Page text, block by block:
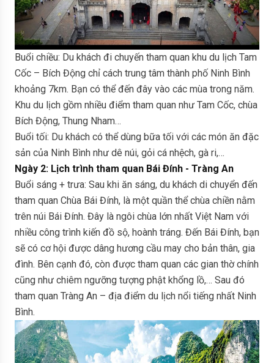
Buổi chiều: Du khách đi chuyến tham quan khu du lịch Tam
Cốc – Bích Động chỉ cách trung tâm thành phố Ninh Bình
khoảng 7km. Bạn có thể đến đây vào các mùa trong năm.
Khu du lịch gồm nhiều điểm tham quan như Tam Cốc, chùa
Bích Động, Thung Nham…
Buổi tối: Du khách có thể dùng bữa tối với các món ăn đặc
sản của Ninh Bình như dê núi, gỏi cá nhệch, gà ri,…
Ngày 2: Lịch trình tham quan Bái Đính - Tràng An
Buổi sáng + trưa: Sau khi ăn sáng, du khách di chuyển đến
tham quan Chùa Bái Đính, là một quần thể chùa chiền nằm
trên núi Bái Đính. Đây là ngôi chùa lớn nhất Việt Nam với
nhiều công trình kiến đồ sộ, hoành tráng. Đến Bái Đính, bạn
sẽ có cơ hội được dâng hương cầu may cho bản thân, gia
đình. Bên cạnh đó, còn được tham quan các gian thờ chính
cũng như chiêm ngưỡng tượng phật khổng lồ,… Sau đó
tham quan Tràng An – địa điểm du lịch nổi tiếng nhất Ninh
Bình.